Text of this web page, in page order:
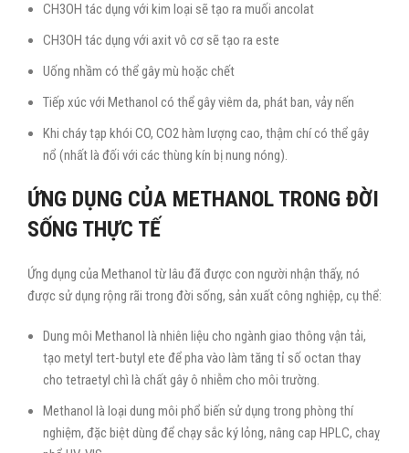
CH3OH tác dụng với kim loại sẽ tạo ra muối ancolat
CH3OH tác dụng với axit vô cơ sẽ tạo ra este
Uống nhầm có thể gây mù hoặc chết
Tiếp xúc với Methanol có thể gây viêm da, phát ban, vảy nến
Khi cháy tạp khói CO, CO2 hàm lượng cao, thậm chí có thể gây
nổ (nhất là đối với các thùng kín bị nung nóng).
ỨNG DỤNG CỦA METHANOL TRONG ĐỜI
SỐNG THỰC TẾ
Ứng dụng của Methanol từ lâu đã được con người nhận thấy, nó
được sử dụng rộng rãi trong đời sống, sản xuất công nghiệp, cụ thể:
Dung môi Methanol là nhiên liệu cho ngành giao thông vận tải,
tạo metyl tert-butyl ete để pha vào làm tăng tỉ số octan thay
cho tetraetyl chì là chất gây ô nhiễm cho môi trường.
Methanol là loại dung môi phổ biến sử dụng trong phòng thí
nghiệm, đặc biệt dùng để chạy sắc ký lỏng, nâng cap HPLC, chaỵ